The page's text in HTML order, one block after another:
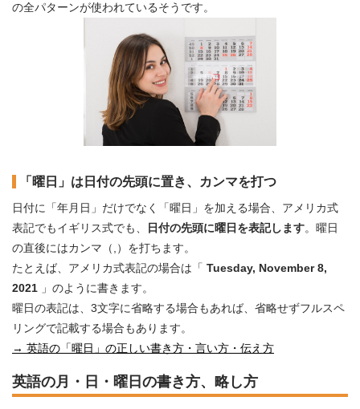
の全パターンが使われているそうです。
「曜日」は日付の先頭に置き、カンマを打つ
日付に「年月日」だけでなく「曜日」を加える場合、アメリカ式
表記でもイギリス式でも、
日付の先頭に曜日を表記します。曜日
の直後にはカンマ（,）を打ちます。
たとえば、アメリカ式表記の場合は「 Tuesday, November 8,
2021 」のように書きます。
曜日の表記は、3文字に省略する場合もあれば、省略せずフルスペ
リングで記載する場合もあります。
→ 英語の「曜日」の正しい書き方・言い方・伝え方
英語の月・日・曜日の書き方、略し方